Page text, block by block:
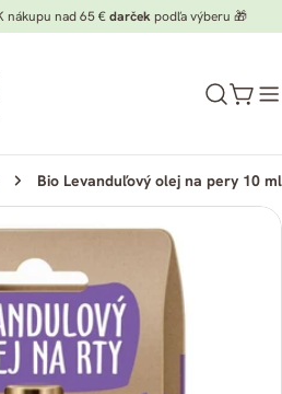
nákupu nad 65 €darčekpodľa výberu 🎁
Bio Levanduľový olej na pery 10 ml